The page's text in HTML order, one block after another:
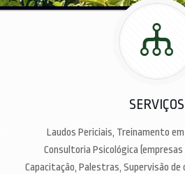
SERVIÇOS
Laudos Periciais, Treinamento
Consultoria Psicológica (empresas
Capacitação, Palestras, Supervisão de